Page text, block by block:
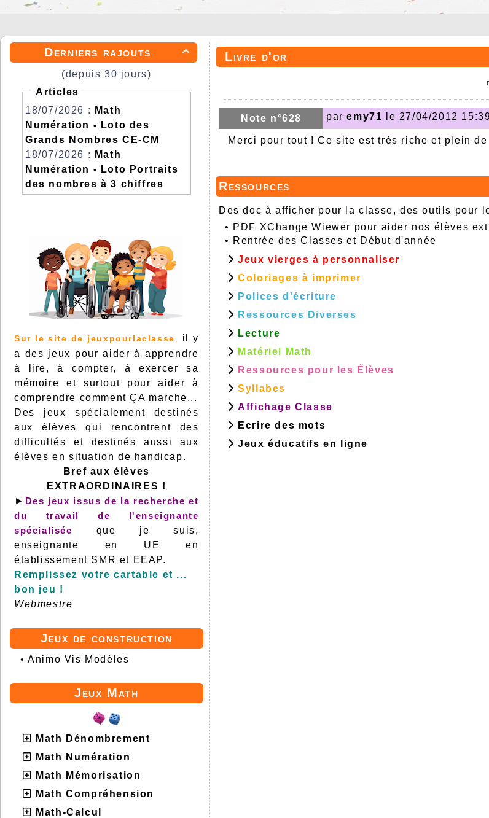

Derniers rajouts
(depuis 30 jours)
Articles
18/07/2026 :
Math
Numération - Loto des
Grands Nombres CE-CM
18/07/2026 :
Math
Numération - Loto Portraits
des nombres à 3 chiffres
Sur le site de jeuxpourlaclasse
il y
a des jeux pour aider à apprendre
à lire, à compter, à exercer sa
mémoire et surtout pour aider à
comprendre comment ÇA marche...
Des jeux spécialement destinés
aux élèves qui rencontrent des
difficultés et destinés aussi aux
élèves en situation de handicap.
Bref aux élèves
EXTRAORDINAIRES !
► Des jeux issus de la recherche et
du travail de l'enseignante
spécialisée que je suis,
enseignante en UE en
établissement SMR et EEAP.
Remplissez votre cartable et ...
bon jeu !
Webmestre
Jeux de construction
•Animo Vis Modèles
Jeux Math
Math Dénombrement
Math Numération
Math Mémorisation
Math Compréhension
Math-Calcul
Livre d'or
Note n°628 paremy71 le 27/04/2012
Merci pour tout ! Ce site est très riche et plein
Ressources
Des doc à afficher pour la classe, des outils pour
• PDF XChange Wiewer pour aider nos élèves
• Rentrée des Classes et Début d'année
Jeux vierges à personnaliser
Coloriages à imprimer
Polices d'écriture
Ressources Diverses
Lecture
Matériel Math
Ressources pour les Élèves
Syllabes
Affichage Classe
Ecrire des mots
Jeux éducatifs en ligne